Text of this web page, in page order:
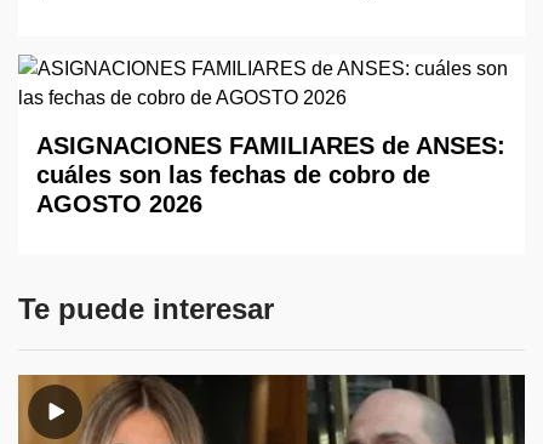
ASIGNACIONES FAMILIARES de ANSES:
cuáles son las fechas de cobro de
AGOSTO 2026
Te puede interesar